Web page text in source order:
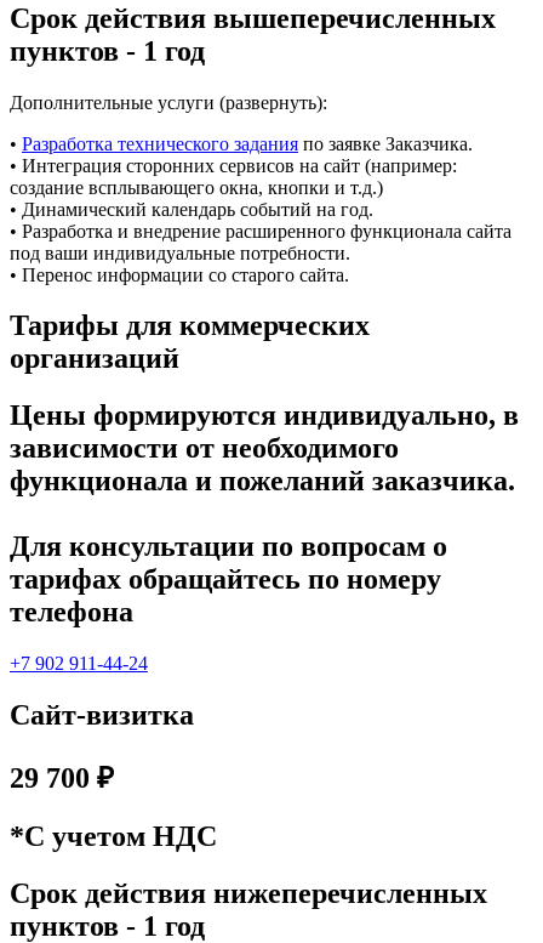
Срок действия вышеперечисленных
пунктов - 1 год
Дополнительные услуги (развернуть):
• Разработка технического задания по заявке Заказчика.
• Интеграция сторонних сервисов на сайт (например:
создание всплывающего окна, кнопки и т.д.)
• Динамический календарь событий на год.
• Разработка и внедрение расширенного функционала сайта
под ваши индивидуальные потребности.
• Перенос информации со старого сайта.
Тарифы для коммерческих
организаций
Цены формируются индивидуально, в
зависимости от необходимого
функционала и пожеланий заказчика.
Для консультации по вопросам о
тарифах обращайтесь по номеру
телефона
+7 902 911-44-24
Сайт-визитка
29 700 ₽
*С учетом НДС
Срок действия нижеперечисленных
пунктов - 1 год